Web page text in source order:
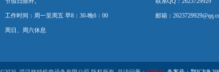
工作时间：周一至周五 早8：30-晚6：00
周日、周六休息
邮箱：